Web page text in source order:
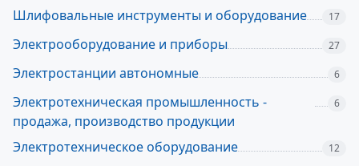
Шлифовальные инструменты и оборудование 17
Электрооборудование и приборы 27
Электростанции автономные 6
Электротехническая промышленность -
продажа, производство продукции
6
Электротехническое оборудование 12